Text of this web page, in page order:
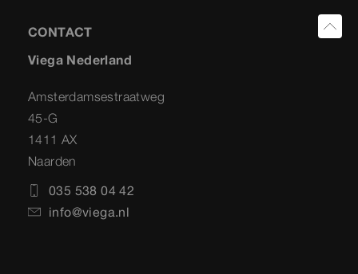
CONTACT
Viega Nederland
Amsterdamsestraatweg
45-G
1411 AX
Naarden
035 538 04 42
info@viega.nl